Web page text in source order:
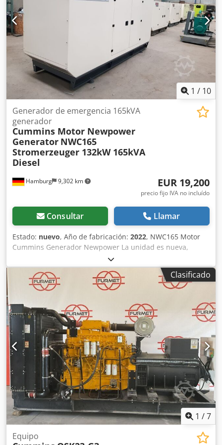
1 / 10
Hamburg 9,302 km
Generador de emergencia 165kVA
generador
Cummins Motor Newpower
Generator NWC165
Stromerzeuger 132kW 165kVA
Diesel
EUR 19,200
precio fijo IVA no incluído
Consultar Llamar
Estado: nuevo, Año de fabricación: 2022, NWC165 Motor
Cummins Generador Newpower La unidad es nueva,
completa con controles, tanque de diesel, escape y
baterías. Especificaciones técnicas Motor: Cummins
6BTAA5.9-G12, 6 cilindros, refrigerado por agua
Generador:Leroy Somer Potencia continua: 120 kW / 150
disyuntor 4P, (enchufes opcionales, interruptor de
transferencia automática opcional..) Frecuencia: 50Hz
Voltaje: 400/230V RPM: 1500 rpm. Depósito de gasóleo: 8-
10 horas de funcionamiento Dimensiones (LxAnxAl): 3100x
1100x1745mm Peso: 1700 kg Monitoreo de red,
insonorizado costes adicionales; Cjdeh U Nyropfx Adisha
Contador automático de transferencias: 980€ Envío: - El
transporte mundial, incluida la descarga, es posible por
un cargo adicional - Para poder dar un precio de flete
exacto, por favor envíeme una consulta con sus datos y su
Clasificado
1 /7
Equipo